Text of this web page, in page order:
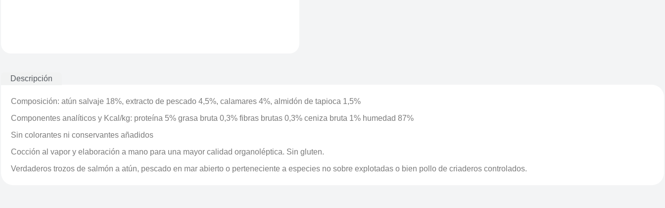
Descripción
Composición: atún salvaje 18%, extracto de pescado 4,5%, calamares 4%, almidón de tapioca 1,5%
Componentes analíticos y Kcal/kg: proteína 5% grasa bruta 0,3% fibras brutas 0,3% ceniza bruta 1% humedad 87%
Sin colorantes ni conservantes añadidos
Cocción al vapor y elaboración a mano para una mayor calidad organoléptica. Sin gluten.
Verdaderos trozos de salmón a atún, pescado en mar abierto o perteneciente a especies no sobre explotadas o bien pollo de criaderos controlados.